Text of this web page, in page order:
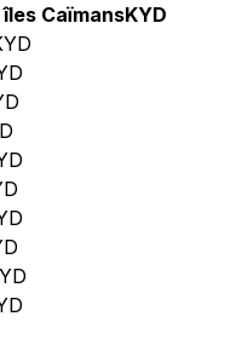
CaïmansKYD